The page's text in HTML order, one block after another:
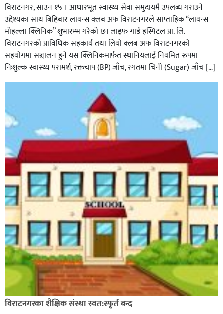
विराटनगर, साउन १५ । आधारभूत स्वास्थ्य सेवा समुदायमै उपलब्ध गराउने
उद्देश्यका साथ बिहिबार लायन्स क्लब अफ विराटनगरले साप्ताहिक “लायन्स
मोहल्ला क्लिनिक” शुभारम्भ गरेकाे छ। लाइफ गार्ड हस्पिटल प्रा. लि.
विराटनगरको प्राविधिक सहकार्य तथा लियो क्लब अफ विराटनगरको
सहयोगमा सञ्चालन हुने यस क्लिनिकमार्फत स्थानियलाई नियमित रूपमा
निःशुल्क स्वास्थ्य परामर्श, रक्तचाप (BP) जाँच, रगतमा चिनी (Sugar) जाँच […]
विराटनगरका शैक्षिक संस्था स्वत:स्फूर्त बन्द